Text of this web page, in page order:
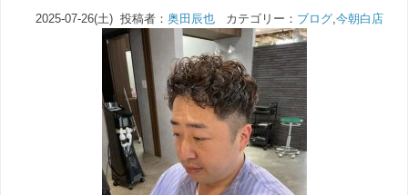
2025-07-26(土) 投稿者： 奥田辰也カテゴリー： ブログ,今朝白店